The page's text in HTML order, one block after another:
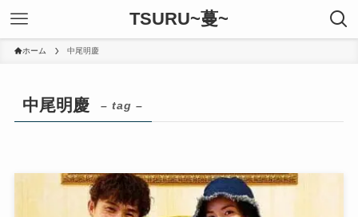
TSURU~蔓~
ホーム 中尾明慶
中尾明慶 – tag –